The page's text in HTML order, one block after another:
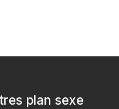
plan sexe